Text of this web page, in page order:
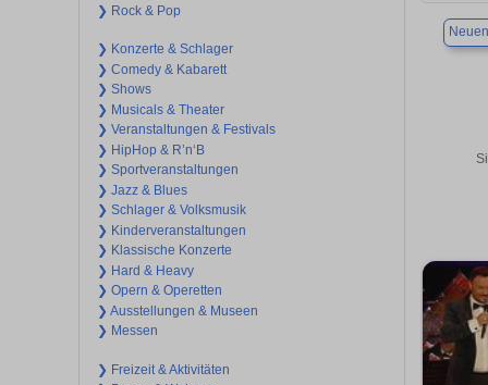
❯ Rock & Pop
❯ Konzerte & Schlager
❯ Comedy & Kabarett
❯ Shows
❯ Musicals & Theater
❯ Veranstaltungen & Festivals
❯ HipHop & R’n‘B
❯ Sportveranstaltungen
❯ Jazz & Blues
❯ Schlager & Volksmusik
❯ Kinderveranstaltungen
❯ Klassische Konzerte
❯ Hard & Heavy
❯ Opern & Operetten
❯ Ausstellungen & Museen
❯ Messen
❯ Freizeit & Aktivitäten